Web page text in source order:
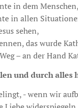
in dem
in allen
sehen,
das wurde
– an der Hand
und durch alles
- wenn wir